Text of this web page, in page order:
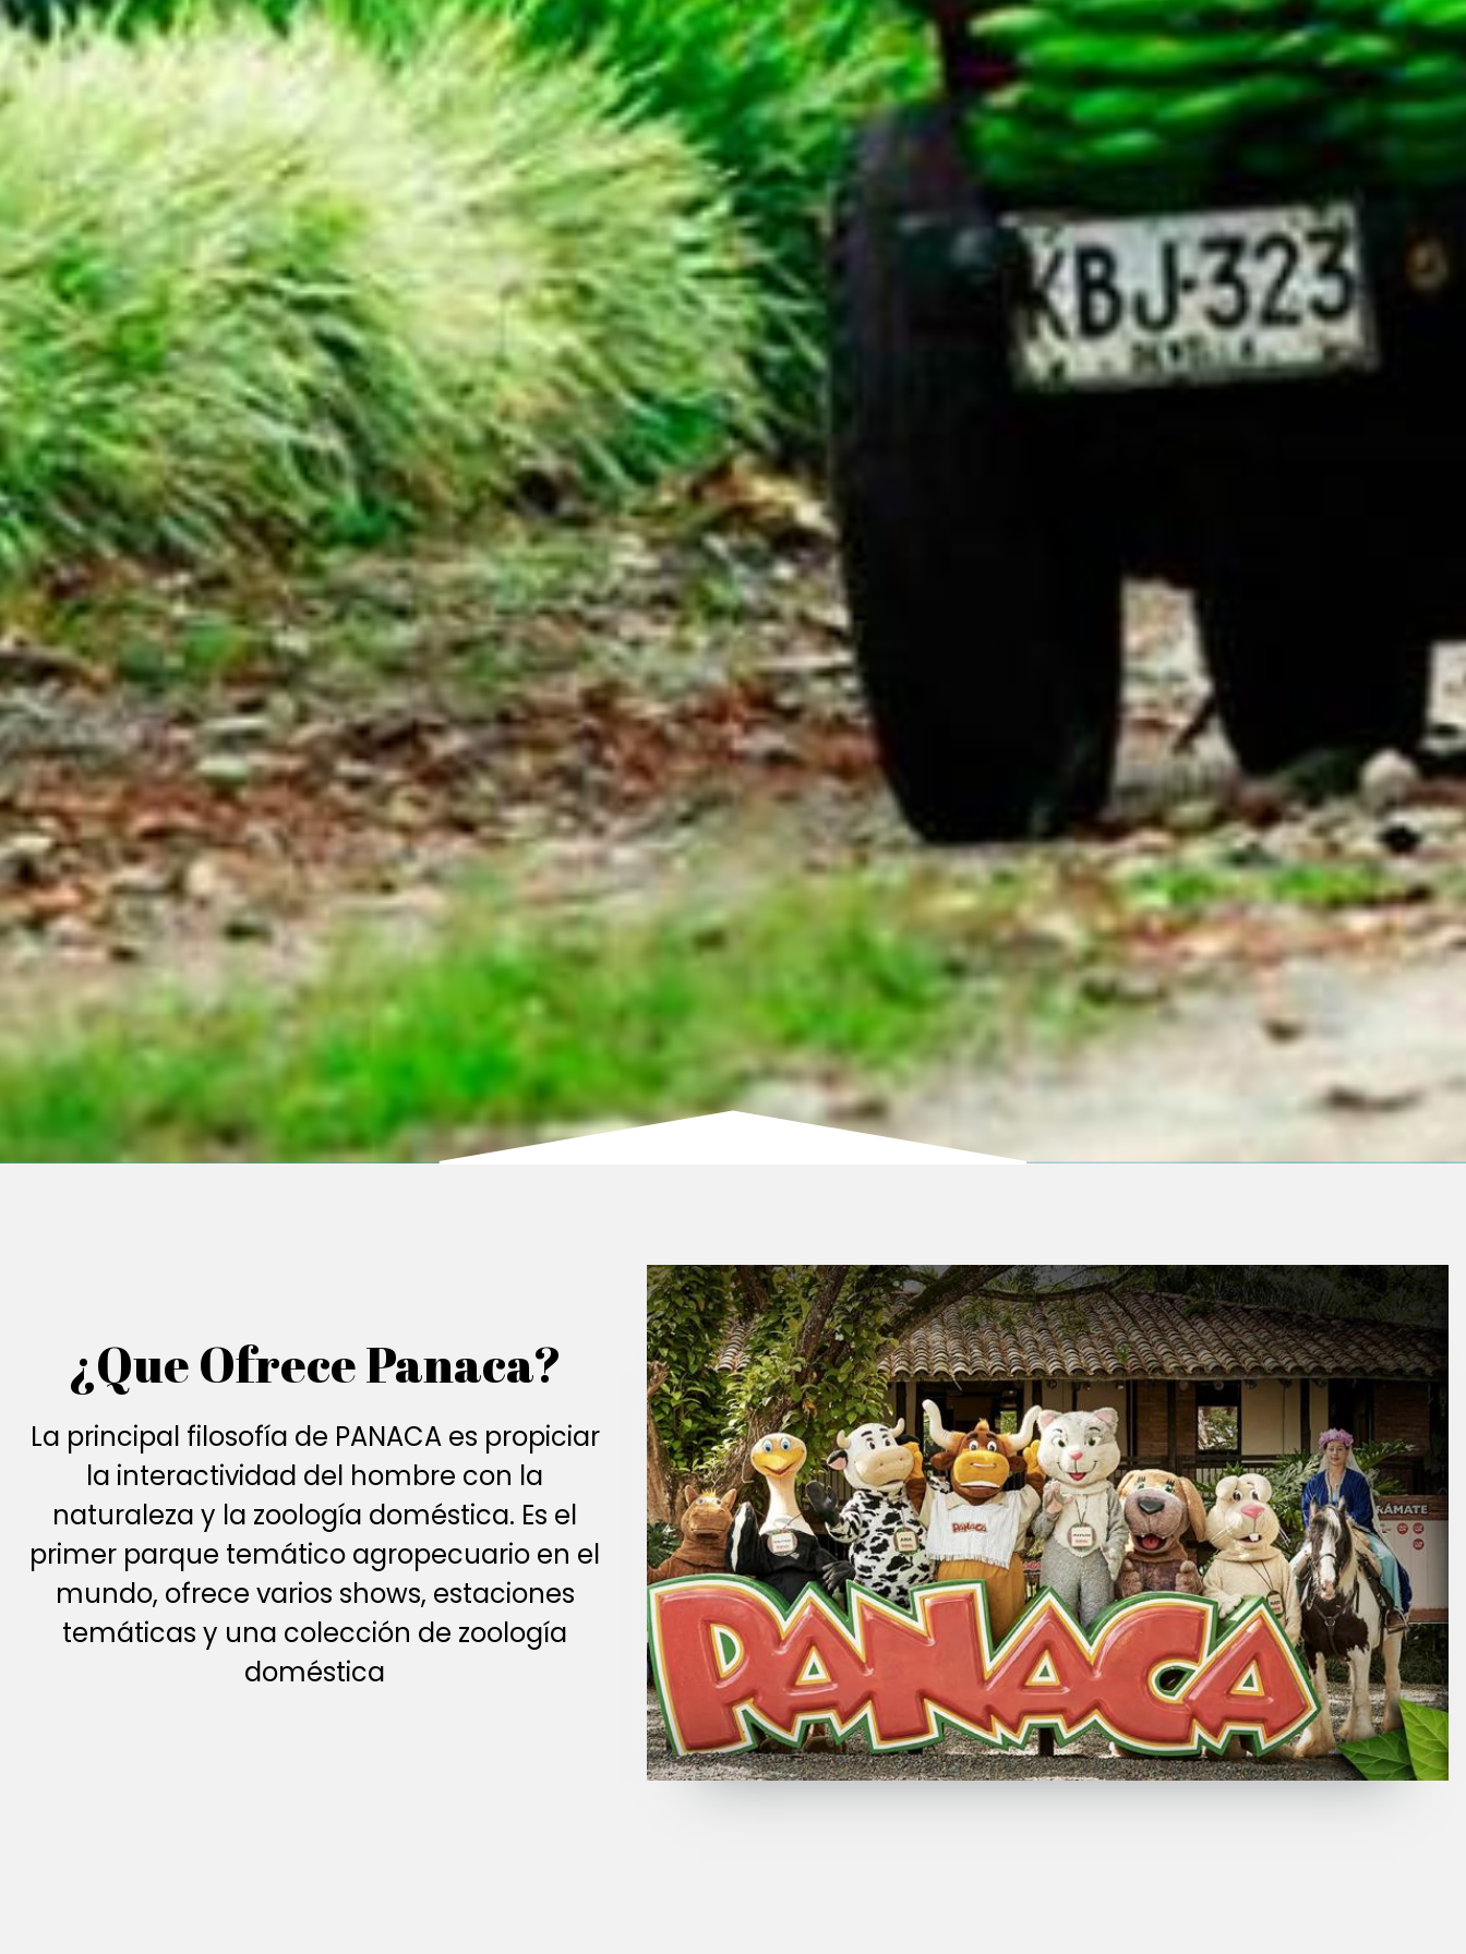
¿Que Ofrece Panaca?
La principal filosofía de PANACA es propiciar
la interactividad del hombre con la
naturaleza y la zoología doméstica. Es el
primer parque temático agropecuario en el
mundo, ofrece varios shows, estaciones
temáticas y una colección de zoología
doméstica